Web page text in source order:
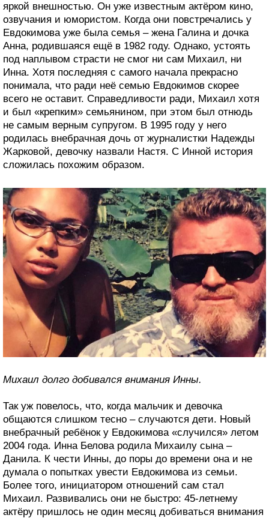
яркой внешностью. Он уже известным актёром кино,
озвучания и юмористом. Когда они повстречались у
Евдокимова уже была семья – жена Галина и дочка
Анна, родившаяся ещё в 1982 году. Однако, устоять
под наплывом страсти не смог ни сам Михаил, ни
Инна. Хотя последняя с самого начала прекрасно
понимала, что ради неё семью Евдокимов скорее
всего не оставит. Справедливости ради, Михаил хотя
и был «крепким» семьянином, при этом был отнюдь
не самым верным супругом. В 1995 году у него
родилась внебрачная дочь от журналистки Надежды
Жарковой, девочку назвали Настя. С Инной история
сложилась похожим образом.
Михаил долго добивался внимания Инны.
Так уж повелось, что, когда мальчик и девочка
общаются слишком тесно – случаются дети. Новый
внебрачный ребёнок у Евдокимова «случился» летом
2004 года. Инна Белова родила Михаилу сына –
Данила. К чести Инны, до поры до времени она и не
думала о попытках увести Евдокимова из семьи.
Более того, инициатором отношений сам стал
Михаил. Развивались они не быстро: 45-летнему
актёру пришлось не один месяц добиваться внимания